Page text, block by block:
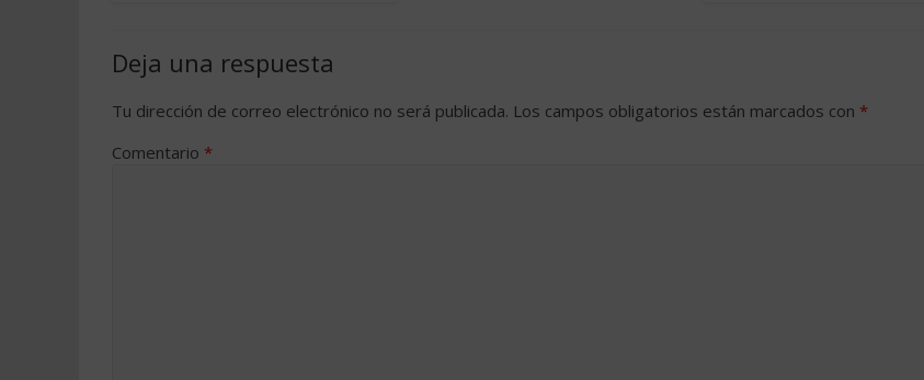
Deja una respuesta
Tu dirección de correo electrónico no será publicada. Los campos obligatorios están marcados con *
Comentario *